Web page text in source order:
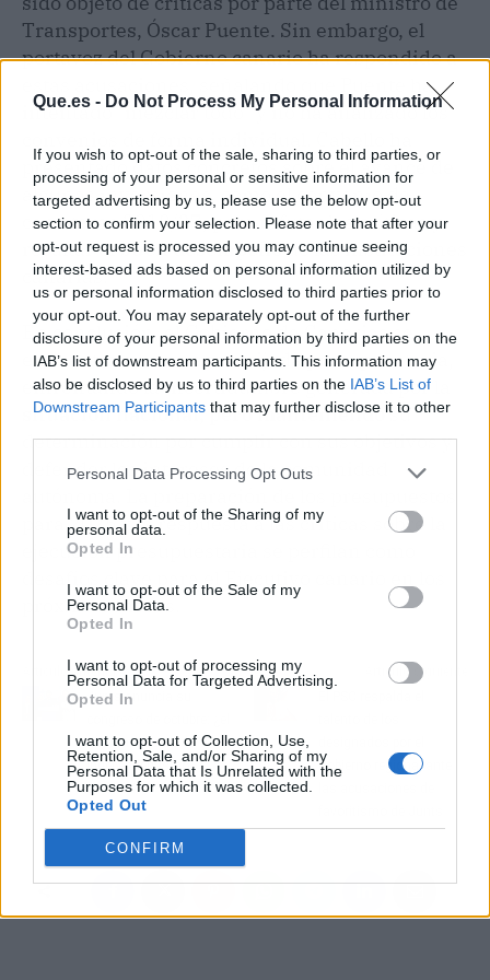
Que.es - Do Not Process My Personal Information
If you wish to opt-out of the sale, sharing to third parties, or
processing of your personal or sensitive information for
targeted advertising by us, please use the below opt-out
section to confirm your selection. Please note that after your
opt-out request is processed you may continue seeing
interest-based ads based on personal information utilized by
us or personal information disclosed to third parties prior to
your opt-out. You may separately opt-out of the further
disclosure of your personal information by third parties on the
IAB’s list of downstream participants. This information may
also be disclosed by us to third parties on the IAB’s List of
Downstream Participants that may further disclose it to other
Personal Data Processing Opt Outs
I want to opt-out of the Sharing of my
personal data.
Opted In
I want to opt-out of the Sale of my
Personal Data.
Opted In
I want to opt-out of processing my
Personal Data for Targeted Advertising.
Opted In
I want to opt-out of Collection, Use,
Retention, Sale, and/or Sharing of my
Personal Data that Is Unrelated with the
Purposes for which it was collected.
Opted Out
CONFIRM
Transportes, Óscar Puente. Sin embargo, el
portavoz del Gobierno canario ha respondido a
estas acusaciones, señalando que Puente ha
intentado "mezclar todo" y no ha analizado los
presentado datos concretos sobre el avance de
algunas inversiones, como el convenio de
carreteras 2018/27, para refutar las críticas y
resaltar elbuen desempeñode las instituciones
canarias.
En conclusión, el Gobierno de Canarias se
encuentra en una encrucijada presupuestaria,
enfrentando la incertidumbre generada por la
situación nacional, pero manteniendo su
determinación por cumplir con sus objetivos y
defender los intereses de la comunidad
para 2025 y la respuesta a las críticas sobre la
ejecución presupuestaria se perfilan como
desafíos clave para el Ejecutivo canario en los
próximos meses.
Artículo anterior
Junts anuncia su
nuevo referente del
independentismo
catalán?
Artículo siguiente
Gobierno regional ante